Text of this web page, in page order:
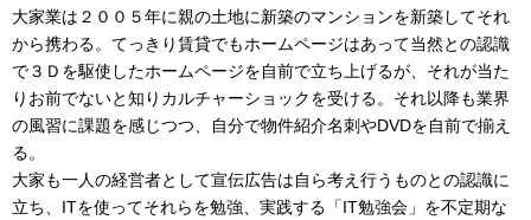
大家業は２００５年に親の土地に新築のマンションを新築してそれ
から携わる。てっきり賃貸でもホームページはあって当然との認識
で３Ｄを駆使したホームページを自前で立ち上げるが、それが当た
りお前でないと知りカルチャーショックを受ける。それ以降も業界
の風習に課題を感じつつ、自分で物件紹介名刺やDVDを自前で揃え
る。
大家も一人の経営者として宣伝広告は自ら考え行うものとの認識に
立ち、ITを使ってそれらを勉強、実践する「IT勉強会」を不定期な